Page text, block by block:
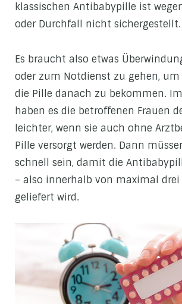
klassischen Antibabypille ist
oder Durchfall nicht sichergestellt.
Es braucht also etwas
oder zum Notdienst zu gehen,
die Pille danach zu bekommen.
haben es die betroffenen Frauen
leichter, wenn sie auch ohne
Pille versorgt werden. Dann
schnell sein, damit die
– also innerhalb von maximal drei
geliefert wird.